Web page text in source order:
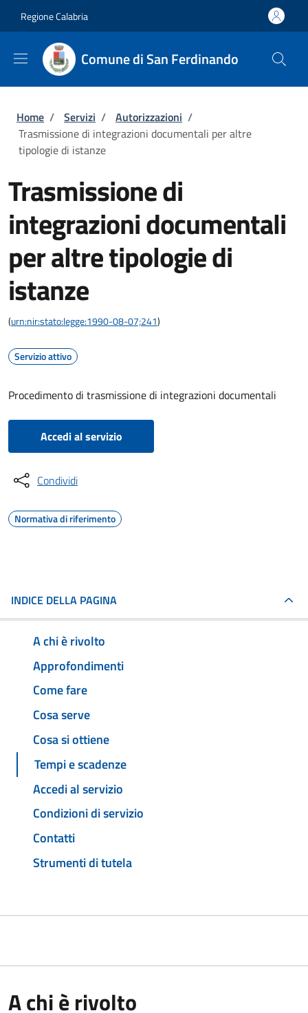
Regione Calabria
Comune di San Ferdinando
Briciole di pane
Home / Servizi / Autorizzazioni /
Trasmissione di integrazioni documentali per altre
tipologie di istanze
Trasmissione di
integrazioni documentali
per altre tipologie di
istanze
(urn:nir:stato:legge:1990-08-07;241)
Servizio attivo
Procedimento di trasmissione di integrazioni documentali
Accedi al servizio
Condividi
Normativa di riferimento
INDICE DELLA PAGINA
A chi è rivolto
Approfondimenti
Come fare
Cosa serve
Cosa si ottiene
Tempi e scadenze
Accedi al servizio
Condizioni di servizio
Contatti
Strumenti di tutela
A chi è rivolto